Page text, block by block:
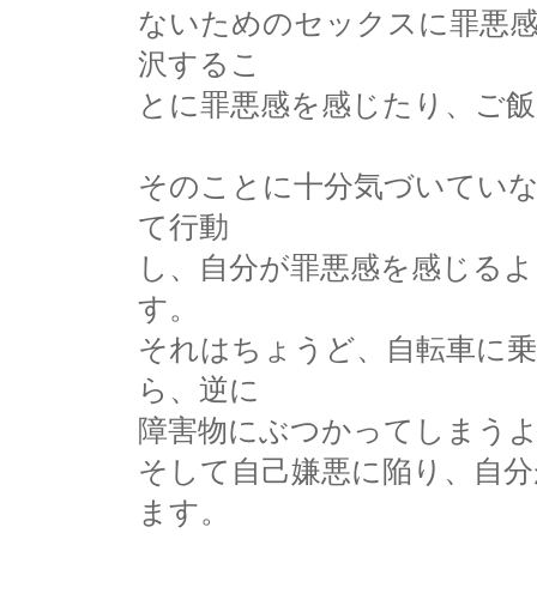
ないためのセックスに罪悪
沢するこ
とに罪悪感を感じたり、ご
そのことに十分気づいてい
て行動
し、自分が罪悪感を感じる
す。
それはちょうど、自転車に
ら、逆に
障害物にぶつかってしまう
そして自己嫌悪に陥り、自
ます。